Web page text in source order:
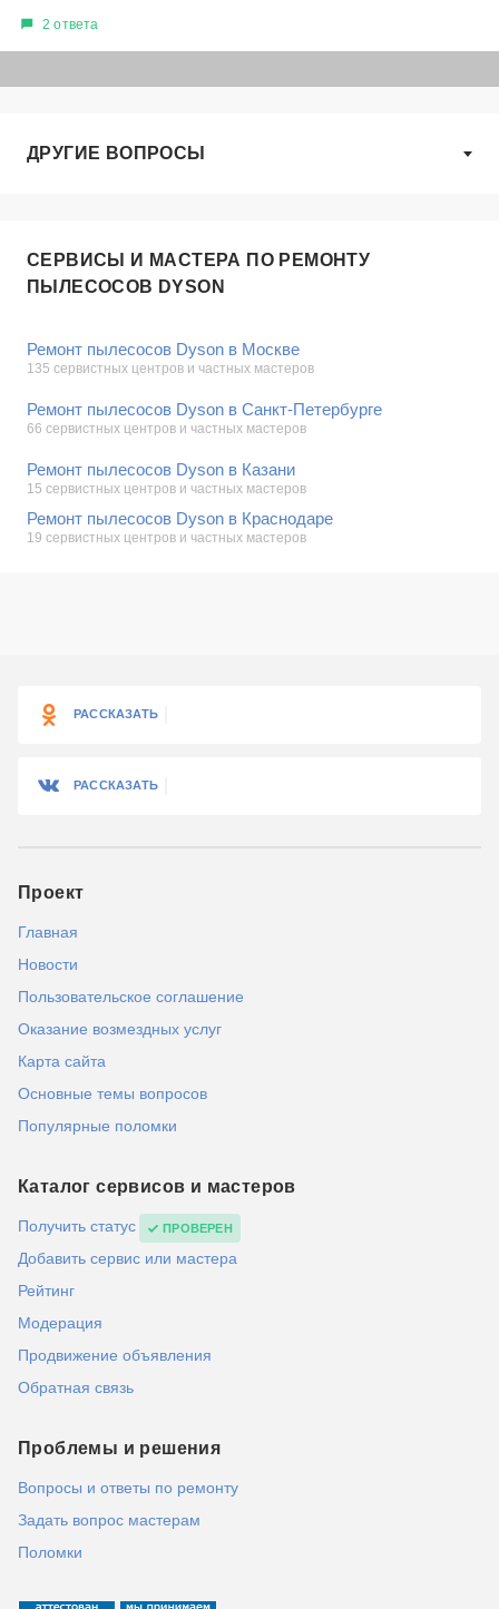
2 ответа
ДРУГИЕ ВОПРОСЫ
СЕРВИСЫ И МАСТЕРА ПО РЕМОНТУ
ПЫЛЕСОСОВ DYSON
Ремонт пылесосов Dyson в Москве
135 сервистных центров и частных мастеров
Ремонт пылесосов Dyson в Санкт-Петербурге
66 сервистных центров и частных мастеров
Ремонт пылесосов Dyson в Казани
15 сервистных центров и частных мастеров
Ремонт пылесосов Dyson в Краснодаре
19 сервистных центров и частных мастеров
РАССКАЗАТЬ
РАССКАЗАТЬ
Проект
Главная
Новости
Пользовательское соглашение
Оказание возмездных услуг
Карта сайта
Основные темы вопросов
Популярные поломки
Каталог сервисов и мастеров
Получить статус ПРОВЕРЕН
Добавить сервис или мастера
Рейтинг
Модерация
Продвижение объявления
Обратная связь
Проблемы и решения
Вопросы и ответы по ремонту
Задать вопрос мастерам
Поломки